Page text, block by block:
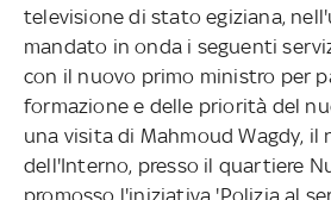
televisione di stato egiziana,
mandato in onda i seguenti
con il nuovo primo ministro per
formazione e delle priorità del
una visita di Mahmoud Wagdy, il
dell'Interno, presso il quartiere
promosso l'iniziativa 'Polizia al